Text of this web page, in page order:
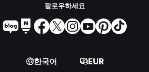
팔로우하세요
한국어 EUR